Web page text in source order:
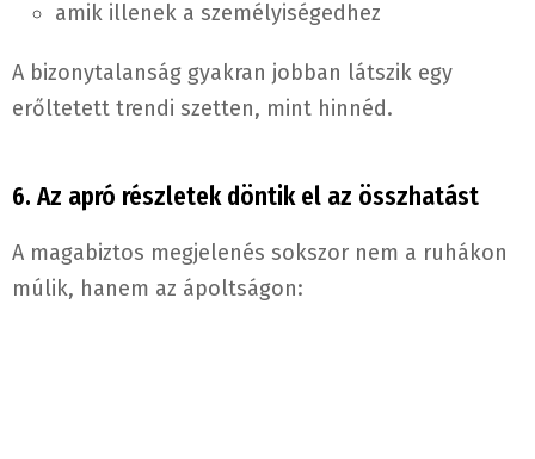
amik illenek a személyiségedhez
A bizonytalanság gyakran jobban látszik egy
erőltetett trendi szetten, mint hinnéd.
6. Az apró részletek döntik el az összhatást
A magabiztos megjelenés sokszor nem a ruhákon
múlik, hanem az ápoltságon: